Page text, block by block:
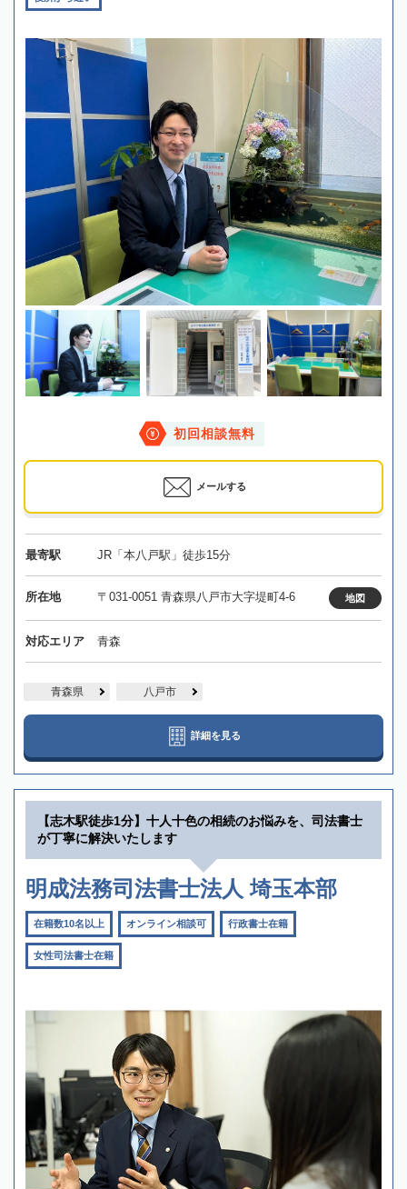
初回相談無料
メールする
最寄駅 JR「本八戸駅」徒歩15分
所在地 〒031-0051 青森県八戸市大字堤町4-6 地図
対応エリア 青森
青森県 八戸市
詳細を見る
【志木駅徒歩1分】十人十色の相続のお悩みを、司法書士
が丁寧に解決いたします
明成法務司法書士法人 埼玉本部
在籍数10名以上 オンライン相談可 行政書士在籍
女性司法書士在籍